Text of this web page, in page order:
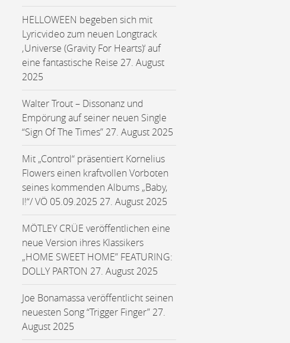
HELLOWEEN begeben sich mit
Lyricvideo zum neuen Longtrack
‚Universe (Gravity For Hearts)‘ auf
eine fantastische Reise 27. August
2025
Walter Trout – Dissonanz und
Empörung auf seiner neuen Single
“Sign Of The Times” 27. August 2025
Mit „Control“ präsentiert Kornelius
Flowers einen kraftvollen Vorboten
seines kommenden Albums „Baby,
I!“/ VÖ 05.09.2025 27. August 2025
MÖTLEY CRÜE veröffentlichen eine
neue Version ihres Klassikers
„HOME SWEET HOME” FEATURING:
DOLLY PARTON 27. August 2025
Joe Bonamassa veröffentlicht seinen
neuesten Song “Trigger Finger” 27.
August 2025